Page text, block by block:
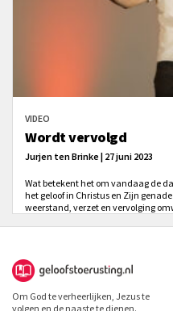
VIDEO
Wordt vervolgd
Jurjen ten Brinke | 27 juni 2023
Wat betekent het om vandaag de
het geloof in Christus en Zijn
weerstand, verzet en vervolging
Om God te verheerlijken, Jezus te
volgen en de naaste te dienen.